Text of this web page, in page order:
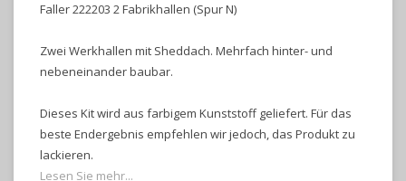
Faller 222203 2 Fabrikhallen (Spur N)
Zwei Werkhallen mit Sheddach. Mehrfach hinter- und
nebeneinander baubar.
Dieses Kit wird aus farbigem Kunststoff geliefert. Für das
beste Endergebnis empfehlen wir jedoch, das Produkt zu
lackieren.
Lesen Sie mehr...